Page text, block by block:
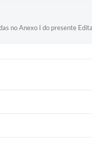
no Anexo I do presente